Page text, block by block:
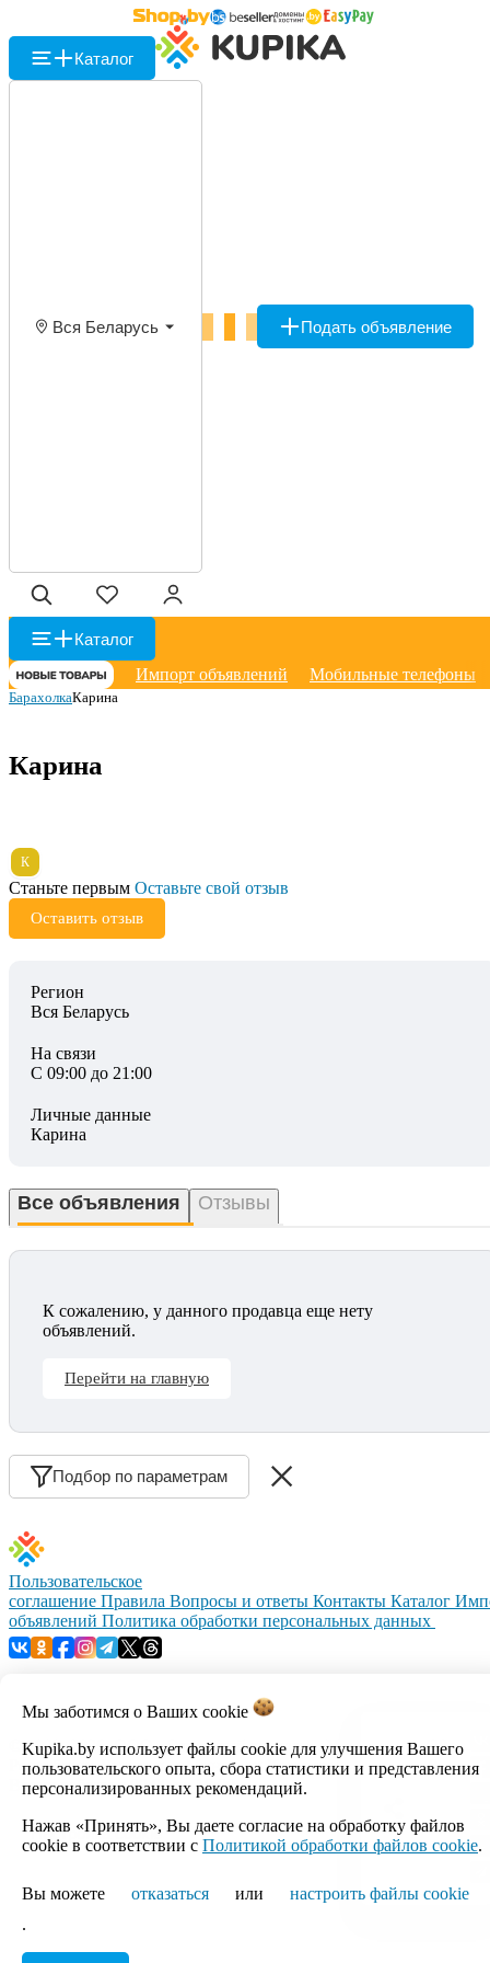
Каталог
Вся Беларусь Подать объявление
Каталог
Импорт объявлений
Мобильные телефоны
БарахолкаКарина
Карина
К
Станьте первым Оставьте свой отзыв
Оставить отзыв
Регион
Вся Беларусь
На связи
С 09:00 до 21:00
Личные данные
Карина
Все объявления Отзывы
К сожалению, у данного продавца еще нету
объявлений.
Перейти на главную
Подбор по параметрам
Мы заботимся о Ваших cookie
Kupika.by использует файлы cookie для улучшения Вашего
пользовательского опыта, сбора статистики и представления
персонализированных рекомендаций.
Нажав «Принять», Вы даете согласие на обработку файлов
cookie в соответствии с Политикой обработки файлов cookie.
Вы можете отказаться или
настроить файлы cookie
.
Пользовательское
соглашение Правила Вопросы и ответы Контакты Каталог
объявлений Политика обработки персональных данных
© 1999–2026, ООО «Открытый контакт». УНП 100008738.
Республика Беларусь, г.Минск, ул.Кальварийская, 17-518.
Время работы с 09:00 до 18:00.
Настройка cookie